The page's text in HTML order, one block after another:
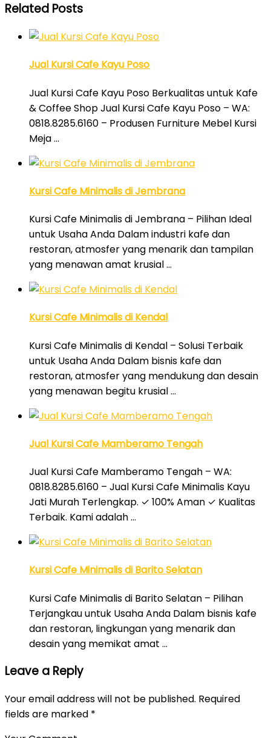
Related Posts
Jual Kursi Cafe Kayu Poso
Jual Kursi Cafe Kayu Poso Berkualitas untuk Kafe
& Coffee Shop Jual Kursi Cafe Kayu Poso – WA:
0818.8285.6160 – Produsen Furniture Mebel Kursi
Meja …
Kursi Cafe Minimalis di Jembrana
Kursi Cafe Minimalis di Jembrana – Pilihan Ideal
untuk Usaha Anda Dalam industri kafe dan
restoran, atmosfer yang menarik dan tampilan
yang menawan amat krusial …
Kursi Cafe Minimalis di Kendal
Kursi Cafe Minimalis di Kendal – Solusi Terbaik
untuk Usaha Anda Dalam bisnis kafe dan
restoran, atmosfer yang mendukung dan desain
yang menawan begitu krusial …
Jual Kursi Cafe Mamberamo Tengah
Jual Kursi Cafe Mamberamo Tengah – WA:
0818.8285.6160 – Jual Kursi Cafe Minimalis Kayu
Jati Murah Terlengkap. ✓ 100% Aman ✓ Kualitas
Terbaik. Kami adalah …
Kursi Cafe Minimalis di Barito Selatan
Kursi Cafe Minimalis di Barito Selatan – Pilihan
Terjangkau untuk Usaha Anda Dalam bisnis kafe
dan restoran, lingkungan yang menarik dan
desain yang memikat amat …
Leave a Reply
Your email address will not be published. Required
fields are marked *